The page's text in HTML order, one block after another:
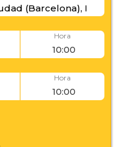
Hora
Hora